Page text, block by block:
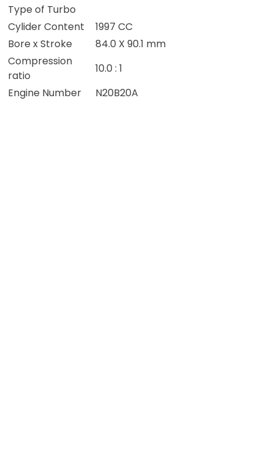
Type of Turbo
Cylider Content
1997 CC
Bore x Stroke
84.0 X 90.1 mm
Compression
ratio
10.0 : 1
Engine Number
N20B20A